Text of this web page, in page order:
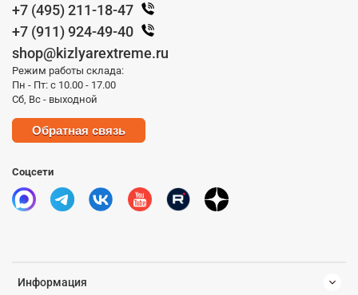
Информация
+7 (495) 211-18-47
+7 (911) 924-49-40
shop@kizlyarextreme.ru
Режим работы склада:
Пн - Пт: с 10.00 - 17.00
Сб, Вс - выходной
Обратная связь
Соцсети